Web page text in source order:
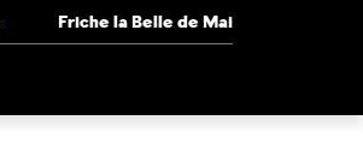
Friche la Belle de Mai